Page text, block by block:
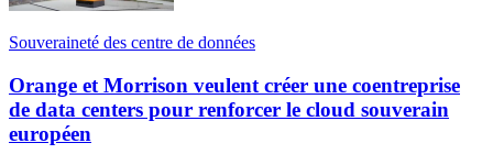
Souveraineté des centre de données
Orange et Morrison veulent créer une coentreprise
de data centers pour renforcer le cloud souverain
européen